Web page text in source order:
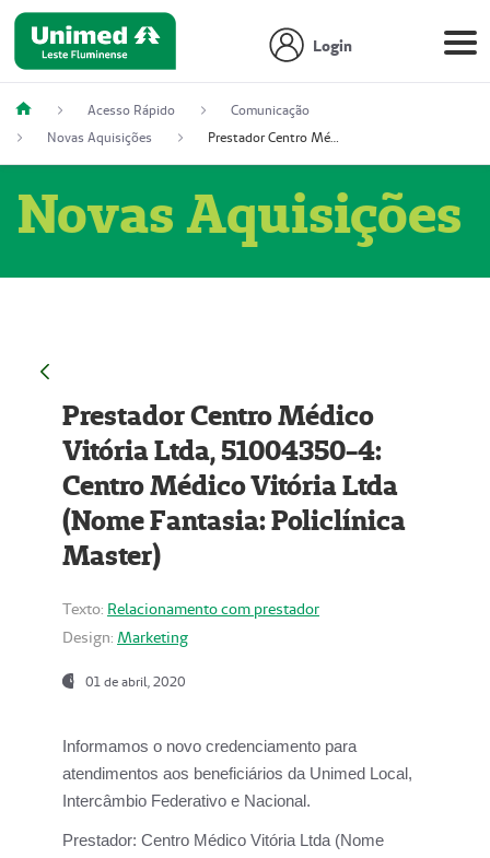
Login
Acesso Rápido
Comunicação
Novas Aquisições
Prestador Centro Médico Vitória Ltda, 51004350-4: Centro Médico Vitória Ltda (Nome Fantasia: Policlínica Master)
Novas Aquisições
Prestador Centro Médico
Vitória Ltda, 51004350-4:
Centro Médico Vitória Ltda
(Nome Fantasia: Policlínica
Master)
Texto: Relacionamento com prestador
Design: Marketing
01 de abril, 2020
Informamos o novo credenciamento para
atendimentos aos beneficiários da Unimed Local,
Intercâmbio Federativo e Nacional.
Prestador: Centro Médico Vitória Ltda (Nome